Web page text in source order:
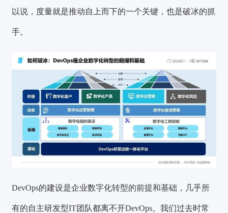
以说，度量就是推动自上而下的一个关键，也是破冰的抓
手。
DevOps的建设是企业数字化转型的前提和基础，几乎所
有的自主研发型IT团队都离不开DevOps。我们过去时常